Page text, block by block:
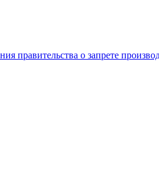
правительства о запрете